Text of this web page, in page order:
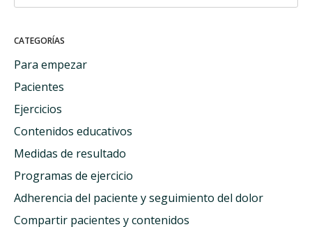
CATEGORÍAS
Para empezar
Pacientes
Ejercicios
Contenidos educativos
Medidas de resultado
Programas de ejercicio
Adherencia del paciente y seguimiento del dolor
Compartir pacientes y contenidos